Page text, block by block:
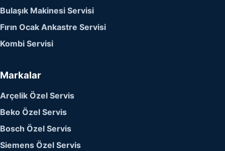
Bulaşık Makinesi Servisi
Fırın Ocak Ankastre Servisi
Kombi Servisi
Markalar
Arçelik Özel Servis
Beko Özel Servis
Bosch Özel Servis
Siemens Özel Servis